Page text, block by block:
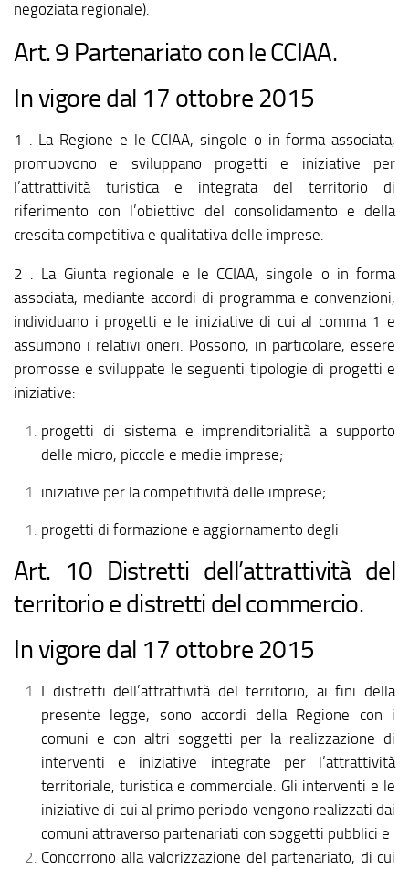
negoziata regionale).
Art. 9 Partenariato con le CCIAA.
In vigore dal 17 ottobre 2015
1 . La Regione e le CCIAA, singole o in forma associata,
promuovono e sviluppano progetti e iniziative per
l’attrattività turistica e integrata del territorio di
riferimento con l’obiettivo del consolidamento e della
crescita competitiva e qualitativa delle imprese.
2 . La Giunta regionale e le CCIAA, singole o in forma
associata, mediante accordi di programma e convenzioni,
individuano i progetti e le iniziative di cui al comma 1 e
assumono i relativi oneri. Possono, in particolare, essere
promosse e sviluppate le seguenti tipologie di progetti e
iniziative:
progetti di sistema e imprenditorialità a supporto
delle micro, piccole e medie imprese;
iniziative per la competitività delle imprese;
progetti di formazione e aggiornamento degli
Art. 10 Distretti dell’attrattività del
territorio e distretti del commercio.
In vigore dal 17 ottobre 2015
I distretti dell’attrattività del territorio, ai fini della
presente legge, sono accordi della Regione con i
comuni e con altri soggetti per la realizzazione di
interventi e iniziative integrate per l’attrattività
territoriale, turistica e commerciale. Gli interventi e le
iniziative di cui al primo periodo vengono realizzati dai
comuni attraverso partenariati con soggetti pubblici e
Concorrono alla valorizzazione del partenariato, di cui